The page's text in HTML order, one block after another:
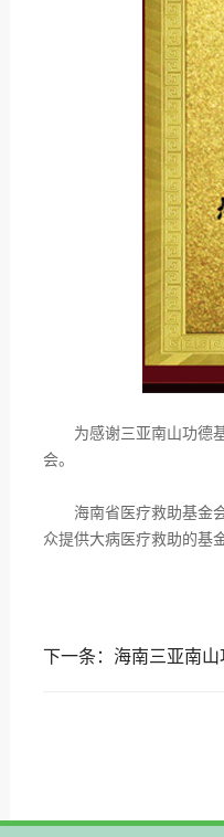
为感谢三亚南山功德基
会。
海南省医疗救助基金会
众提供大病医疗救助的基
下一条： 海南三亚南